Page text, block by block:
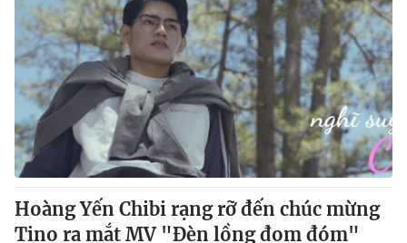
Hoàng Yến Chibi rạng rỡ đến chúc mừng
Tino ra mắt MV "Đèn lồng đom đóm"